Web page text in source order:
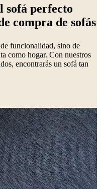
sofá perfecto
compra de sofás
funcionalidad, sino de
como hogar. Con nuestros
encontrarás un sofá tan